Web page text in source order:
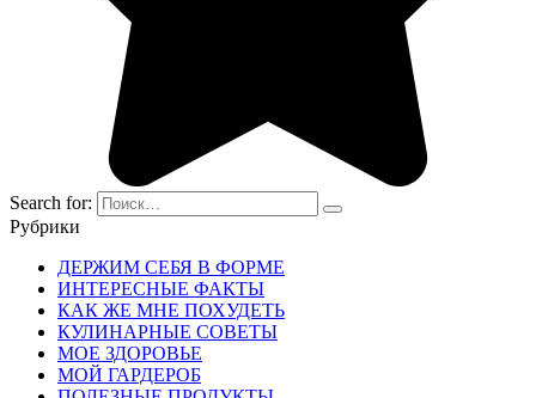
Search for:
Рубрики
ДЕРЖИМ СЕБЯ В ФОРМЕ
ИНТЕРЕСНЫЕ ФАКТЫ
КАК ЖЕ МНЕ ПОХУДЕТЬ
КУЛИНАРНЫЕ СОВЕТЫ
МОЕ ЗДОРОВЬЕ
МОЙ ГАРДЕРОБ